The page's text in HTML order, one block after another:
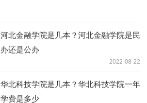
河北金融学院是几本？河北金融学院是民
办还是公办
2022-08-22
华北科技学院是几本？华北科技学院一年
学费是多少